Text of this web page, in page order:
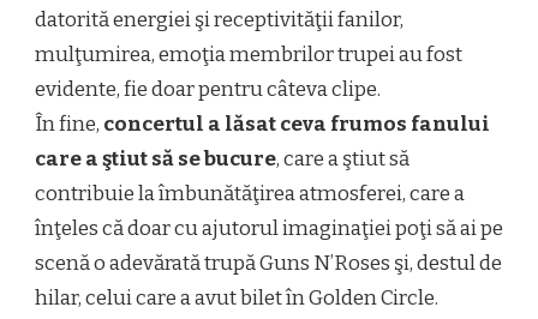
datorită energiei şi receptivităţii fanilor,
mulţumirea, emoţia membrilor trupei au fost
evidente, fie doar pentru câteva clipe.
În fine, concertul a lăsat ceva frumos fanului
care a ştiut să se bucure, care a ştiut să
contribuie la îmbunătăţirea atmosferei, care a
înţeles că doar cu ajutorul imaginaţiei poţi să ai pe
scenă o adevărată trupă Guns N’Roses şi, destul de
hilar, celui care a avut bilet în Golden Circle.